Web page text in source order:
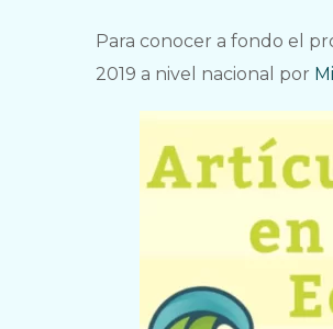
Para conocer a fondo el
2019 a nivel nacional por